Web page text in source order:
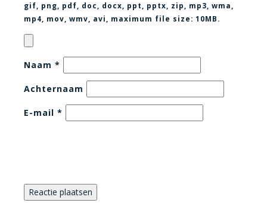
gif, png, pdf, doc, docx, ppt, pptx, zip, mp3, wma,
mp4, mov, wmv, avi
, maximum file size: 10MB.
Naam *
Achternaam
E-mail *